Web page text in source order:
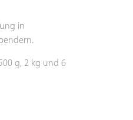
in
g, 2 kg und 6